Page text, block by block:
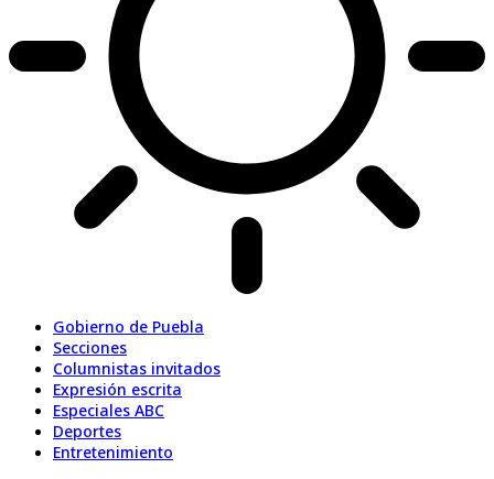
Gobierno de Puebla
Secciones
Columnistas invitados
Expresión escrita
Especiales ABC
Deportes
Entretenimiento